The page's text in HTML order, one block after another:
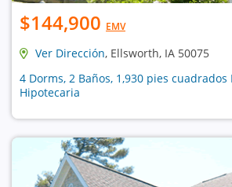
$144,900 EMV
Ver Dirección, Ellsworth, IA 50075
4 Dorms, 2 Baños, 1,930 pies cuadrados
Hipotecaria